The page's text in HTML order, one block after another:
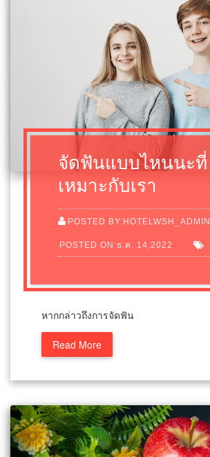
จัดฟันแบบไหนนะที่
เหมาะกับเรา
POSTED BY:HOTELWSH_ADMIN
POSTED ON:ธ.ค. 14,2022
หากกล่าวถึงการจัดฟัน
Read More